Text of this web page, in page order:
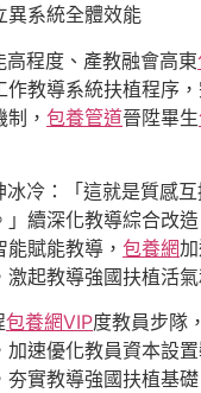
異系統全體效能
程度、產教融會高東
作教導系統扶植程序
， 包養管道晉陞畢生
冷：「這就是質感
」續深化教導綜合改
賦能教導， 包養網
激起教導強國扶植活
包養網VIP度教員步隊
加速優化教員資本設
夯實教導強國扶植基礎